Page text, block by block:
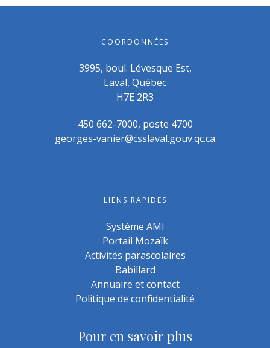
COORDONNÉES
3995, boul. Lévesque Est,
Laval, Québec
H7E 2R3
450 662-7000, poste 4700
georges-vanier@csslaval.gouv.qc.ca
LIENS RAPIDES
Système AMI
Portail Mozaïk
Activités parascolaires
Babillard
Annuaire et contact
Politique de confidentialité
Pour en savoir plus